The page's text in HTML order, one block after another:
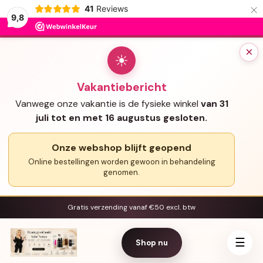
9,8
41 Reviews ×
×
☀
Vakantiebericht
Vanwege onze vakantie is de fysieke winkel van 31
juli tot en met 16 augustus gesloten.
Onze webshop blijft geopend
Online bestellingen worden gewoon in behandeling
genomen.
Gratis verzending vanaf €50 excl. btw
Shop nu ☰